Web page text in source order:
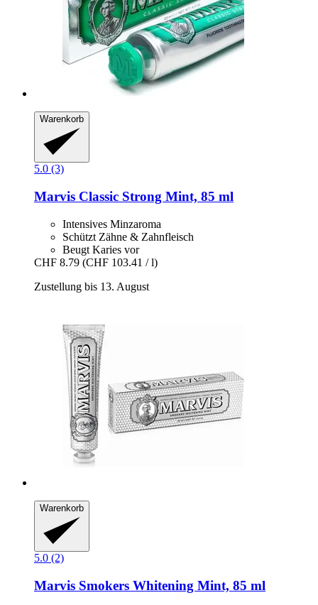
Warenkorb
5.0 (3)
Marvis Classic Strong Mint, 85 ml
Intensives Minzaroma
Schützt Zähne & Zahnfleisch
Beugt Karies vor
CHF 8.79 (CHF 103.41 / l)
Zustellung bis 13. August
Warenkorb
5.0 (2)
Marvis Smokers Whitening Mint, 85 ml